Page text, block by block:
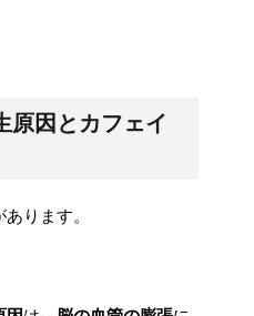
原因とカフェイ
あります。